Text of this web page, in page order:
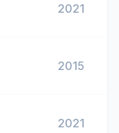
2021
2015
2021